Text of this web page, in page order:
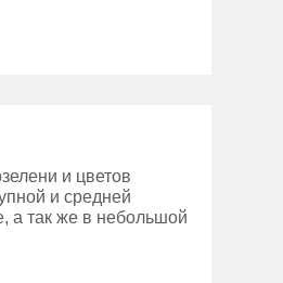
и цветов
и средней
а так же в небольшой